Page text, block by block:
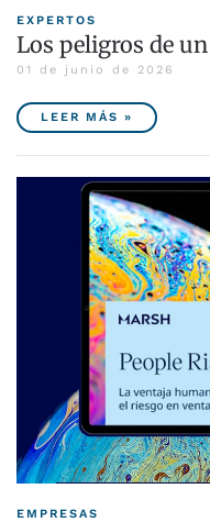
EXPERTOS
Los peligros de
01 de junio de 2026
LEER MÁS »
EMPRESAS